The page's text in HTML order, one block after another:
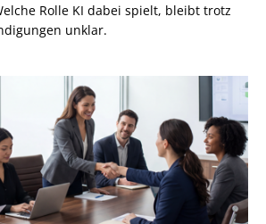
Rolle KI dabei spielt, bleibt trotz
unklar.